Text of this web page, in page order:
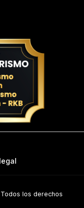
los derechos